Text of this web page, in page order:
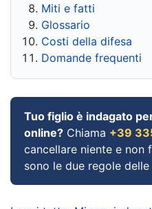
Miti e fatti
Glossario
Costi della difesa
Domande frequenti
Tuo figlio è indagato
online? Chiama +39
cancellare niente e non
sono le due regole